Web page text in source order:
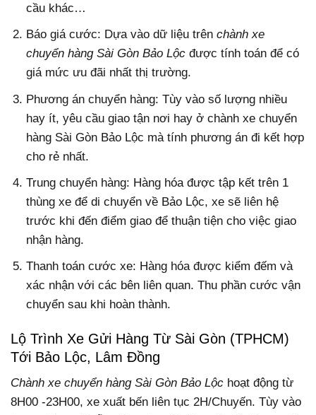
cầu khác…
Báo giá cước: Dựa vào dữ liệu trênchành xe
chuyển hàng Sài Gòn Bảo Lộc được tính toán để có
giá mức ưu đãi nhất thị trường.
Phương án chuyển hàng: Tùy vào số lượng nhiều
hay ít, yêu cầu giao tận nơi hay ở chành xe chuyển
hàng Sài Gòn Bảo Lộc mà tính phương án đi kết hợp
cho rẻ nhất.
Trung chuyển hàng: Hàng hóa được tập kết trên 1
thùng xe để di chuyển về Bảo Lộc, xe sẽ liên hệ
trước khi đến điểm giao để thuận tiện cho việc giao
nhận hàng.
Thanh toán cước xe: Hàng hóa được kiểm đếm và
xác nhận với các bên liên quan. Thu phần cước vận
chuyển sau khi hoàn thành.
Lộ Trình Xe Gửi Hàng Từ Sài Gòn (TPHCM)
Tới Bảo Lộc, Lâm Đồng
Chành xe chuyển hàng Sài Gòn Bảo Lộc hoạt động từ
8H00 -23H00, xe xuất bến liên tục 2H/Chuyến. Tùy vào